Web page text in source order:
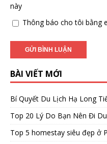
này
Thông báo cho tôi bằng
BÀI VIẾT MỚI
Bí Quyết Du Lịch Hạ Long
Top 20 Lý Do Bạn Nên Đi
Top 5 homestay siêu đẹp ở